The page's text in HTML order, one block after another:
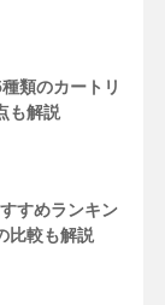
類のカートリ
も解説
すめランキン
比較も解説